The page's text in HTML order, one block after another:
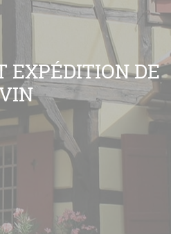
EXPÉDITION DE